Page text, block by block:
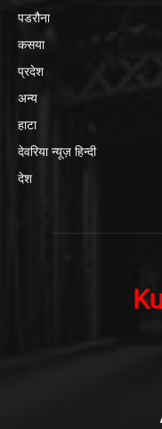
पडरौना
कसया
प्रदेश
अन्य
हाटा
देवरिया न्यूज़ हिन्दी
देश